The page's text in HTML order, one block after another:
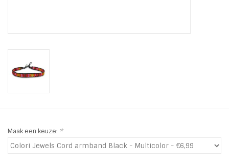
Ohlala Jewels
INSPIRATIE
Maak een keuze: *